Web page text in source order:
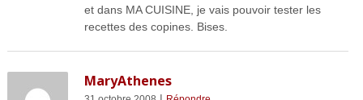
et dans MA CUISINE, je vais pouvoir tester les
recettes des copines. Bises.
MaryAthenes